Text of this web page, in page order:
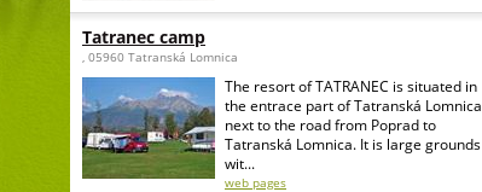
Tatranec camp
, 05960 Tatranská Lomnica
The resort of TATRANEC is situated in
the entrace part of Tatranská Lomnica
next to the road from Poprad to
Tatranská Lomnica. It is large grounds
wit...
web pages